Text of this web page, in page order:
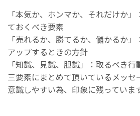
「本気か、ホンマか、それだけか」：
ておくべき要素
「売れるか、勝てるか、儲かるか」：
アップするときの方針
「知識、見識、胆識」：取るべき行
三要素にまとめて頂いているメッセ
意識しやすい為、印象に残っていま